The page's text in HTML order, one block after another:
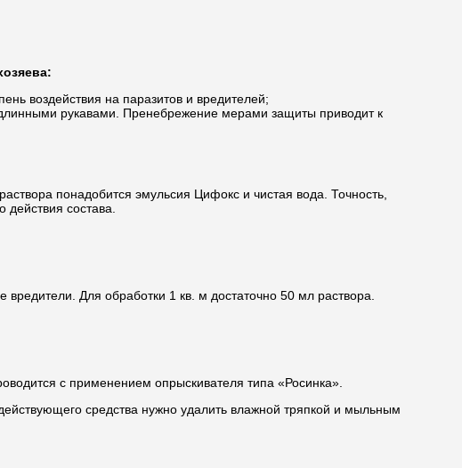
воздействия на паразитов и вредителей;
рукавами. Пренебрежение мерами защиты приводит к
понадобится эмульсия Цифокс и чистая вода. Точность,
состава.
Для обработки 1 кв. м достаточно 50 мл раствора.
с применением опрыскивателя типа «Росинка».
средства нужно удалить влажной тряпкой и мыльным